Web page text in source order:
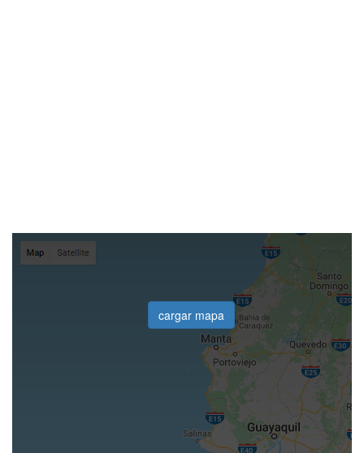
cargar mapa